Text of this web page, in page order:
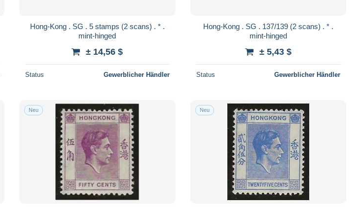
Hong-Kong . SG . 5 stamps (2 scans) . * .
mint-hinged
± 14,56 $
Status Gewerblicher Händler
Hong-Kong . SG . 137/139 (2 scans) . * .
mint-hinged
± 5,43 $
Status Gewerblicher Händler
Neu Neu